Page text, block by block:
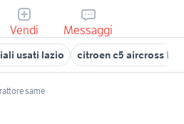
Vendi Messaggi
usati lazio citroen c5 aircross
same